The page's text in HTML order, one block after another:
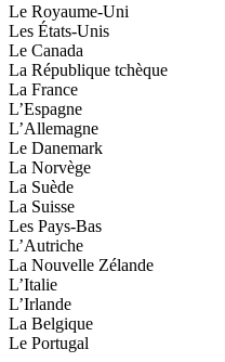
Le Royaume-Uni
Les États-Unis
Le Canada
La République tchèque
La France
L’Espagne
L’Allemagne
Le Danemark
La Norvège
La Suède
La Suisse
Les Pays-Bas
L’Autriche
La Nouvelle Zélande
L’Italie
L’Irlande
La Belgique
Le Portugal